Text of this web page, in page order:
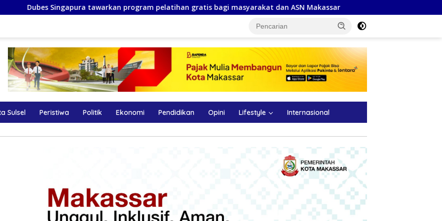
program pelatihan gratis bagi masyarakat dan ASN Makassar HUT ke-102 Perumda Air Minum Makassar,
Sulsel Peristiwa Politik Ekonomi Pendidikan Opini Lifestyle Internasional